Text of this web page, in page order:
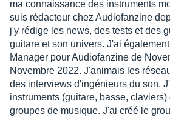
ma connaissance des instruments
suis rédacteur chez Audiofanzine
j'y rédige les news, des tests et des
guitare et son univers. J'ai
Manager pour Audiofanzine de
Novembre 2022. J'animais les
des interviews d'ingénieurs du son.
instruments (guitare, basse,
groupes de musique. J'ai créé le